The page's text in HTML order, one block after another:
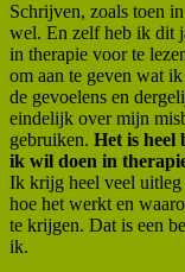
Schrijven, zoals toen
wel. En zelf heb ik dit
in therapie voor te
om aan te geven wat
de gevoelens en
eindelijk over mijn
gebruiken. Het is heel
ik wil doen in
Ik krijg heel veel uitleg
hoe het werkt en
te krijgen. Dat is een
ik.